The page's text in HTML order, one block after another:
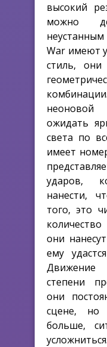
высокий
можно
War имеют
стиль, они
ожидать
света по
имеет
ударов,
нанести,
того, это
они
ему
Движение
степени
они
сцене, но
больше,
усложниться.